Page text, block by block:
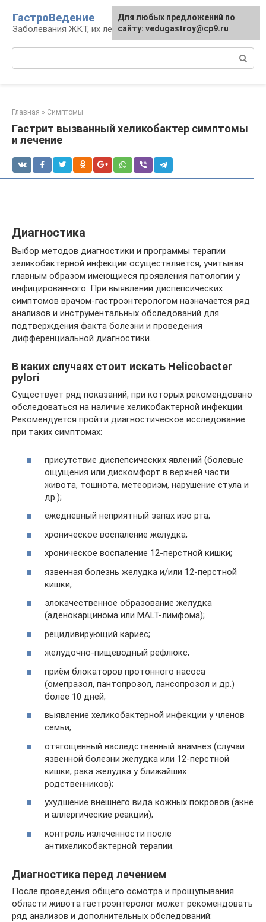
контенту
ГастроВедение
Заболевания ЖКТ, их лечение и профилактика
Главная » Симптомы
Гастрит вызванный хеликобактер симптомы
и лечение
Диагностика
Выбор методов диагностики и программы терапии
хеликобактерной инфекции осуществляется, учитывая
главным образом имеющиеся проявления патологии у
инфицированного. При выявлении диспепсических
симптомов врачом-гастроэнтерологом назначается ряд
анализов и инструментальных обследований для
подтверждения факта болезни и проведения
дифференциальной диагностики.
В каких случаях стоит искать Helicobacter
pylori
Существует ряд показаний, при которых рекомендовано
обследоваться на наличие хеликобактерной инфекции.
Рекомендуется пройти диагностическое исследование
при таких симптомах:
присутствие диспепсических явлений (болевые
ощущения или дискомфорт в верхней части
живота, тошнота, метеоризм, нарушение стула и
др.);
ежедневный неприятный запах изо рта;
хроническое воспаление желудка;
хроническое воспаление 12-перстной кишки;
язвенная болезнь желудка и/или 12-перстной
кишки;
злокачественное образование желудка
(аденокарцинома или MALT-лимфома);
рецидивирующий кариес;
желудочно-пищеводный рефлюкс;
приём блокаторов протонного насоса
(омепразол, пантопрозол, лансопрозол и др.)
более 10 дней;
выявление хеликобактерной инфекции у членов
семьи;
отягощённый наследственный анамнез (случаи
язвенной болезни желудка или 12-перстной
кишки, рака желудка у ближайших
родственников);
ухудшение внешнего вида кожных покровов (акне
и аллергические реакции);
контроль излеченности после
антихеликобактерной терапии.
Диагностика перед лечением
После проведения общего осмотра и прощупывания
области живота гастроэнтеролог может рекомендовать
ряд анализов и дополнительных обследований:
Для любых предложений по
сайту: vedugastroy@cp9.ru